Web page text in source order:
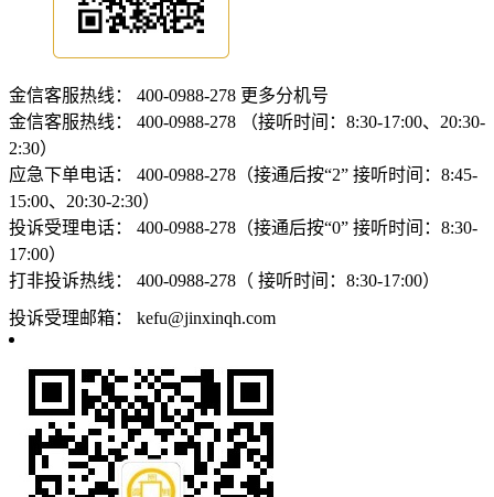
金信客服热线： 400-0988-278 更多分机号
金信客服热线：
400-0988-278 （接听时间：8:30-17:00、20:30-
2:30）
应急下单电话：
400-0988-278（接通后按“2” 接听时间：8:45-
15:00、20:30-2:30）
投诉受理电话：
400-0988-278（接通后按“0” 接听时间：8:30-
17:00）
打非投诉热线：
400-0988-278（ 接听时间：8:30-17:00）
投诉受理邮箱：
kefu@jinxinqh.com